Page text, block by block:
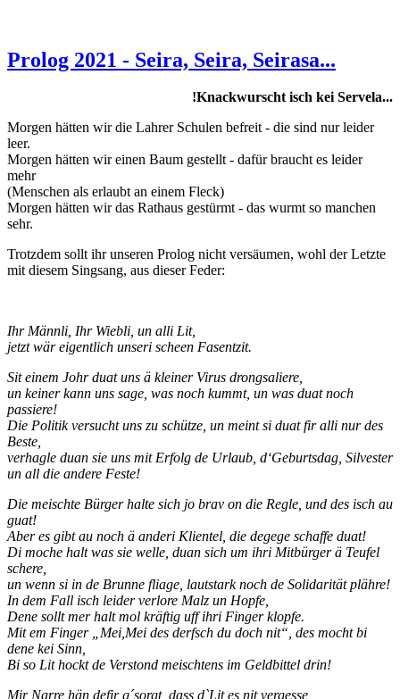
Prolog 2021 - Seira, Seira, Seirasa...
...Knackwurscht isch kei Servela!
Morgen hätten wir die Lahrer Schulen befreit - die sind nur leider
leer.
Morgen hätten wir einen Baum gestellt - dafür braucht es leider
mehr
(Menschen als erlaubt an einem Fleck)
Morgen hätten wir das Rathaus gestürmt - das wurmt so manchen
sehr.
Trotzdem sollt ihr unseren Prolog nicht versäumen, wohl der Letzte
mit diesem Singsang, aus dieser Feder:
Ihr Männli, Ihr Wiebli, un alli Lit,
jetzt wär eigentlich unseri scheen Fasentzit.
Sit einem Johr duat uns ä kleiner Virus drongsaliere,
un keiner kann uns sage, was noch kummt, un was duat noch
passiere!
Die Politik versucht uns zu schütze, un meint si duat fir alli nur des
Beste,
verhagle duan sie uns mit Erfolg de Urlaub, d‘Geburtsdag, Silvester
un all die andere Feste!
Die meischte Bürger halte sich jo brav on die Regle, und des isch au
guat!
Aber es gibt au noch ä anderi Klientel, die degege schaffe duat!
Di moche halt was sie welle, duan sich um ihri Mitbürger ä Teufel
schere,
un wenn si in de Brunne fliage, lautstark noch de Solidarität plähre!
In dem Fall isch leider verlore Malz un Hopfe,
Dene sollt mer halt mol kräftig uff ihri Finger klopfe.
Mit em Finger „Mei,Mei des derfsch du doch nit“, des mocht bi
dene kei Sinn,
Bi so Lit hockt de Verstond meischtens im Geldbittel drin!
Mir Narre hän defir g´sorgt, dass d`Lit es nit vergesse,